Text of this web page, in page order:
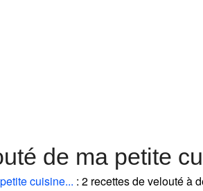
de ma petite
cuisine... : 2 recettes de velouté à